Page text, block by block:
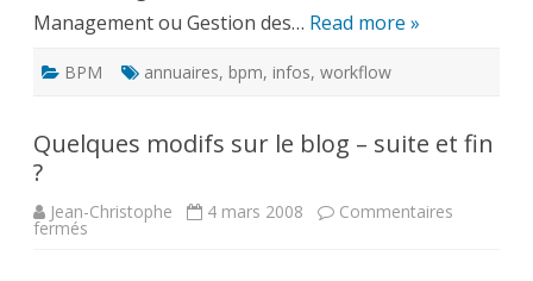
Management ou Gestion des… Read more »
BPM annuaires, bpm, infos, workflow
Quelques modifs sur le blog – suite et fin
?
Jean-Christophe 4 mars 2008 Commentaires
fermés